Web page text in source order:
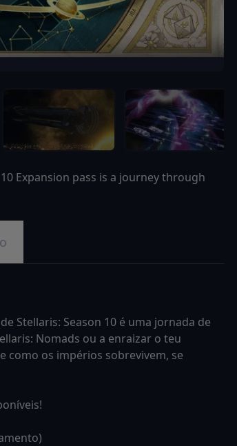
Expansion pass is a journey through
Stellaris: Season 10 é uma jornada de
Nomads ou a enraizar o teu
como os impérios sobrevivem, se